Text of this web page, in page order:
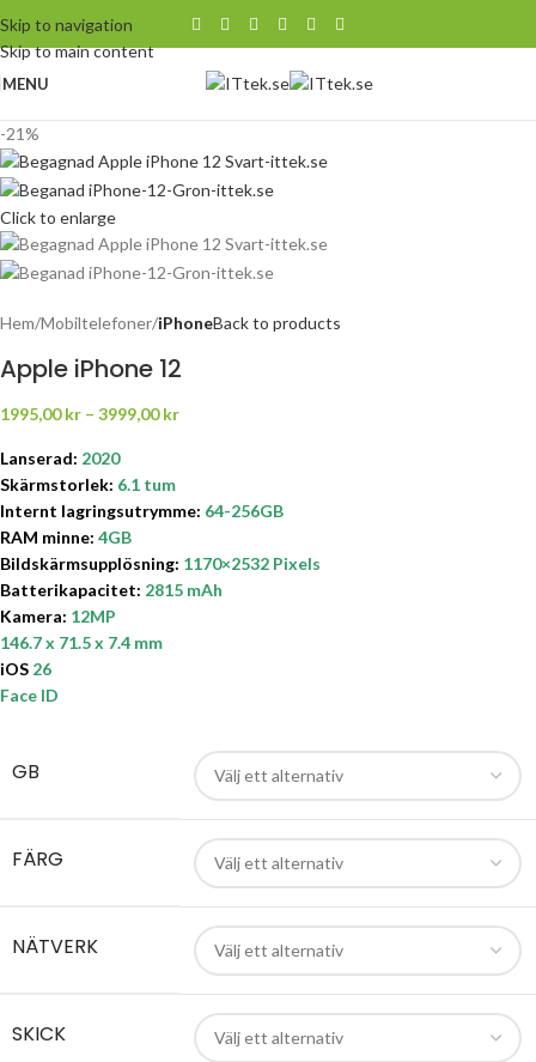
Skip to navigation
Skip to main content
MENU
-21%
Click to enlarge
Hem Mobiltelefoner iPhoneBack to products
Apple iPhone 12
1995,00kr – 3999,00kr
Lanserad: 2020
Skärmstorlek: 6.1 tum
Internt lagringsutrymme: 64-256GB
RAM minne: 4GB
Bildskärmsupplösning: 1170×2532 Pixels
Batterikapacitet: 2815 mAh
Kamera: 12MP
146.7 x 71.5 x 7.4 mm
iOS 26
Face ID
GB
FÄRG
NÄTVERK
SKICK